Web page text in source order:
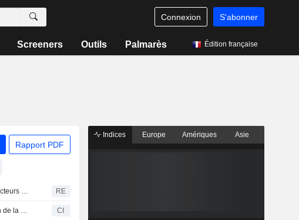
Connexion S'abonner
Screeners Outils Palmarès Édition française
Rapport PDF
Actions britanniques : les facteurs à suivre le 6 août RE
Reckitt obtient l'approbation de la FDA pour Mucinex 12HR Cold & Fever Multi-Symptom CI
Indices Europe Amériques Asie